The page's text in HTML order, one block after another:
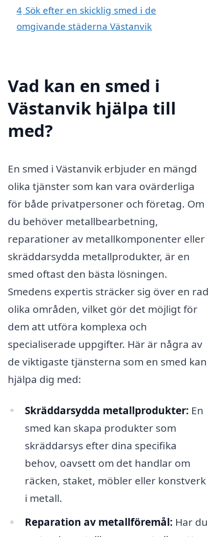
4 Sök efter en skicklig smed i de
omgivande städerna Västanvik
Vad kan en smed i
Västanvik hjälpa till
med?
En smed i Västanvik erbjuder en mängd
olika tjänster som kan vara ovärderliga
för både privatpersoner och företag. Om
du behöver metallbearbetning,
reparationer av metallkomponenter eller
skräddarsydda metallprodukter, är en
smed oftast den bästa lösningen.
Smedens expertis sträcker sig över en rad
olika områden, vilket gör det möjligt för
dem att utföra komplexa och
specialiserade uppgifter. Här är några av
de viktigaste tjänsterna som en smed kan
hjälpa dig med:
Skräddarsydda metallprodukter: En
smed kan skapa produkter som
skräddarsys efter dina specifika
behov, oavsett om det handlar om
räcken, staket, möbler eller konstverk
i metall.
Reparation av metallföremål: Har du